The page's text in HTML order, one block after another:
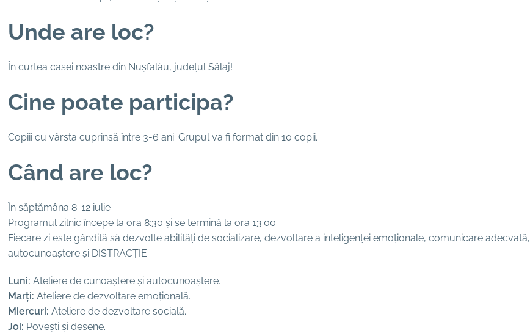
Unde are loc?
În curtea casei noastre din Nușfalău, județul Sălaj!
Cine poate participa?
Copiii cu vârsta cuprinsă între 3-6 ani. Grupul va fi format din 10 copii.
Când are loc?
În săptămâna 8-12 iulie
Programul zilnic începe la ora 8:30 și se termină la ora 13:00.
Fiecare zi este gândită să dezvolte abilități de socializare, dezvoltare a inteligenței emoționale, comunicare adecvată,
autocunoaștere și DISTRACȚIE.
Luni: Ateliere de cunoaștere și autocunoaștere.
Marți: Ateliere de dezvoltare emoțională.
Miercuri: Ateliere de dezvoltare socială.
Joi: Povești și desene.